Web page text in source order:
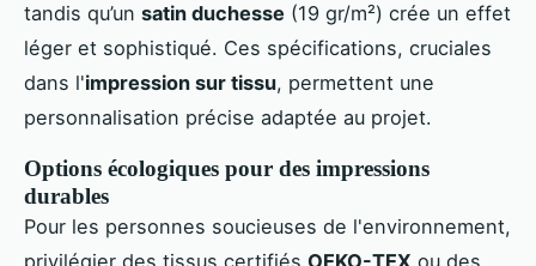
tandis qu’un satin duchesse (19 gr/m²) crée un effet
léger et sophistiqué. Ces spécifications, cruciales
dans l'impression sur tissu, permettent une
personnalisation précise adaptée au projet.
Options écologiques pour des impressions
durables
Pour les personnes soucieuses de l'environnement,